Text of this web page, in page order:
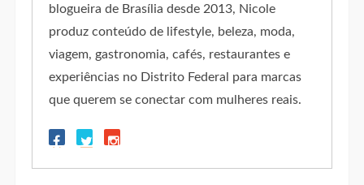
blogueira de Brasília desde 2013, Nicole
produz conteúdo de lifestyle, beleza, moda,
viagem, gastronomia, cafés, restaurantes e
experiências no Distrito Federal para marcas
que querem se conectar com mulheres reais.